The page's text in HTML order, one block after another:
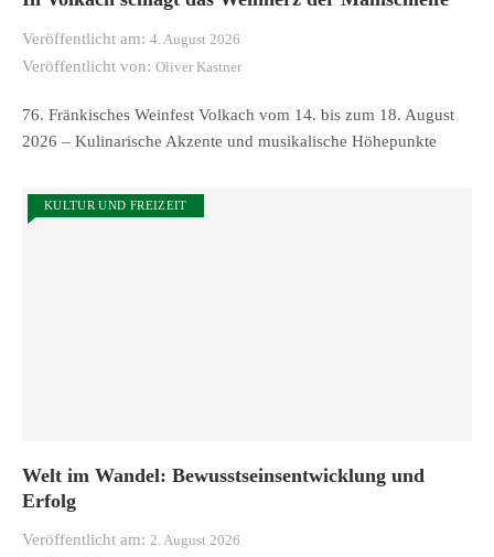
Veröffentlicht am: 4. August 2026
Veröffentlicht von: Oliver Kastner
76. Fränkisches Weinfest Volkach vom 14. bis zum 18. August
2026 – Kulinarische Akzente und musikalische Höhepunkte
KULTUR UND FREIZEIT
Welt im Wandel: Bewusstseinsentwicklung und
Erfolg
Veröffentlicht am: 2. August 2026